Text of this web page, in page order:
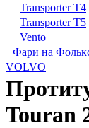
Transporter T4
Transporter T5
Vento
Фари на
VOLVO
Touran